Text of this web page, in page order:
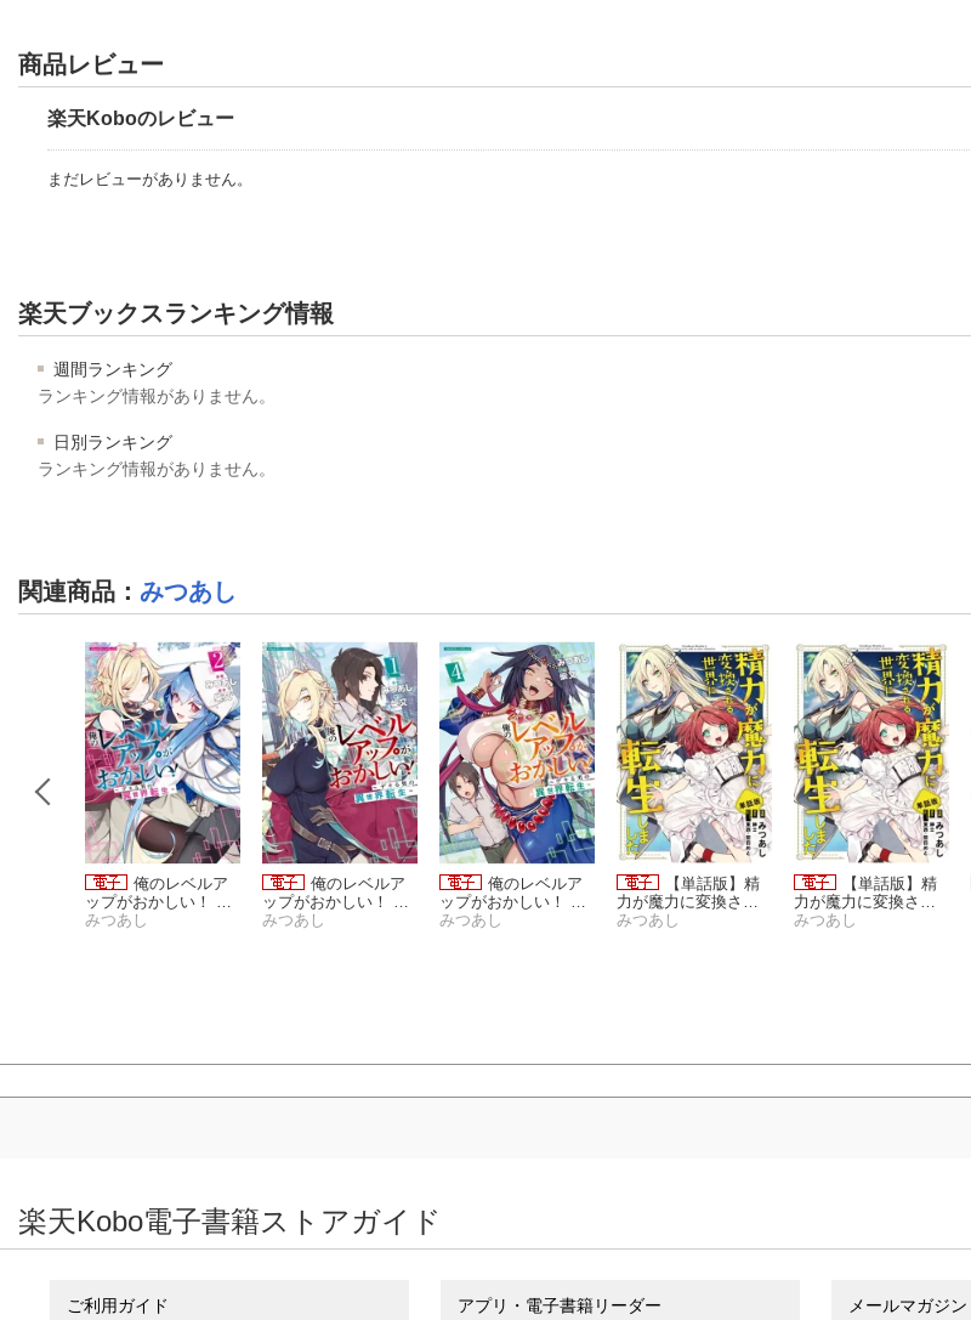
商品レビュー
楽天Koboのレビュー
まだレビューがありません。
楽天ブックスランキング情報
週間ランキング
ランキング情報がありません。
日別ランキング
ランキング情報がありません。
関連商品 ： みつあし
俺のレベルア
ップがおかしい！ 〜
デキる男の異世界転
みつあし
俺のレベルア
ップがおかしい！ 〜
デキる男の異世界転
みつあし
俺のレベルア
ップがおかしい！ 〜
デキる男の異世界転
みつあし
【単話版】精
力が魔力に変換され
る世界に転生しまし
みつあし
【単話版】精
力が魔力に変換され
る世界に転生しまし
みつあし
楽天Kobo電子書籍ストアガイド
ご利用ガイド アプリ・電子書籍リーダー メールマガジ